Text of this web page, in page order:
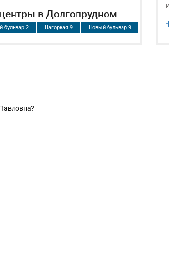
в Долгопрудном
бульвар 2 Нагорная 9 Новый бульвар 9